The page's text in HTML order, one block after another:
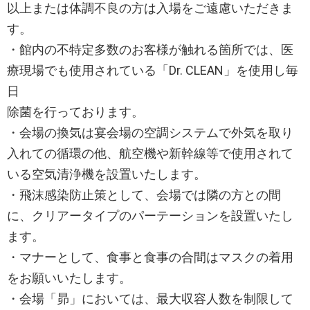
以上または体調不良の方は入場をご遠慮いただきま
す。
・館内の不特定多数のお客様が触れる箇所では、医
療現場でも使用されている「Dr. CLEAN」を使用し毎
日
除菌を行っております。
・会場の換気は宴会場の空調システムで外気を取り
入れての循環の他、航空機や新幹線等で使用されて
いる空気清浄機を設置いたします。
・飛沫感染防止策として、会場では隣の方との間
に、クリアータイプのパーテーションを設置いたし
ます。
・マナーとして、食事と食事の合間はマスクの着用
をお願いいたします。
・会場「昴」においては、最大収容人数を制限して